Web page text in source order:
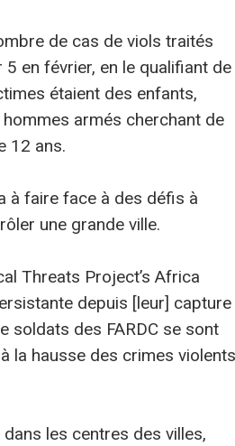
de cas de viols traités
5 en février, en le qualifiant de
étaient des enfants,
hommes armés cherchant de
12 ans.
à faire face à des défis à
une grande ville.
Threats Project’s Africa
depuis [leur] capture
soldats des FARDC se sont
la hausse des crimes violents
les centres des villes,